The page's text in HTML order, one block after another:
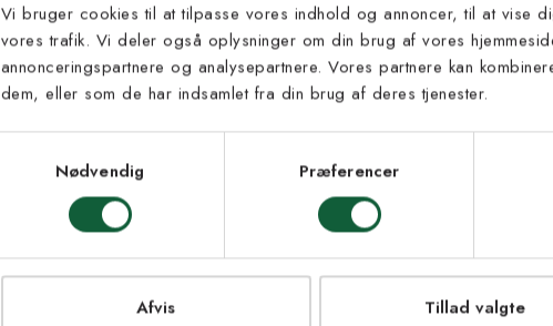
Vi bruger cookies til at tilpasse vores indhold og annoncer, til at vise
vores trafik. Vi deler også oplysninger om din brug af vores
annonceringspartnere og analysepartnere. Vores partnere kan
dem, eller som de har indsamlet fra din brug af deres tjenester.
Nødvendig
Præferencer
Afvis Tillad valgte
Kerala halvmåne - dørmåtte i jute
Fra 145 kr
metervare
Fra 299
2
E-mail
NEJ TAK!